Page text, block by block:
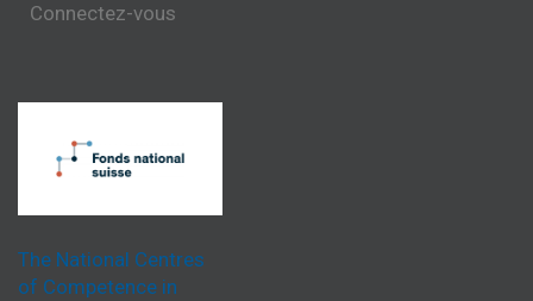
Connectez-vous
The National Centres
of Competence in